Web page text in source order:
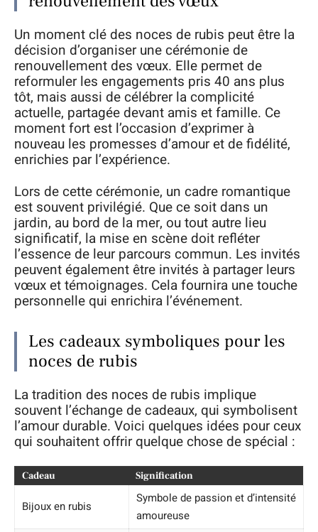
Un moment clé des noces de rubis peut être la
décision d’organiser une cérémonie de
renouvellement des vœux. Elle permet de
reformuler les engagements pris 40 ans plus
tôt, mais aussi de célébrer la complicité
actuelle, partagée devant amis et famille. Ce
moment fort est l’occasion d’exprimer à
nouveau les promesses d’amour et de fidélité,
enrichies par l’expérience.
Lors de cette cérémonie, un cadre romantique
est souvent privilégié. Que ce soit dans un
jardin, au bord de la mer, ou tout autre lieu
significatif, la mise en scène doit refléter
l’essence de leur parcours commun. Les invités
peuvent également être invités à partager leurs
vœux et témoignages. Cela fournira une touche
personnelle qui enrichira l’événement.
Les cadeaux symboliques pour les
noces de rubis
La tradition des noces de rubis implique
souvent l’échange de cadeaux, qui symbolisent
l’amour durable. Voici quelques idées pour ceux
qui souhaitent offrir quelque chose de spécial :
Cadeau Signification
Bijoux en rubis
Symbole de passion et d’intensité
amoureuse